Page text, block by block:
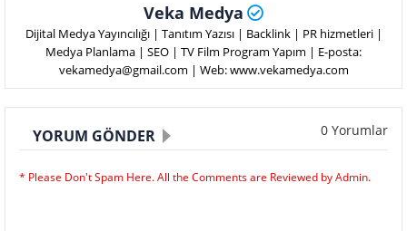
Veka Medya
Dijital Medya Yayıncılığı | Tanıtım Yazısı | Backlink | PR hizmetleri |
Medya Planlama | SEO | TV Film Program Yapım | E-posta:
vekamedya@gmail.com | Web: www.vekamedya.com
YORUM GÖNDER 0 Yorumlar
* Please Don't Spam Here. All the Comments are Reviewed by Admin.